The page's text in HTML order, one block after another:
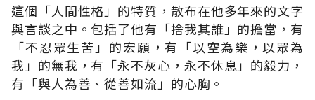
這個「人間性格」的特質，散布在他多年來的文字
與言談之中。包括了他有「捨我其誰」的擔當，有
「不忍眾生苦」的宏願，有「以空為樂，以眾為
我」的無我，有「永不灰心，永不休息」的毅力，
有「與人為善、從善如流」的心胸。